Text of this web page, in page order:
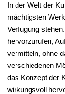
In der Welt der
mächtigsten
Verfügung
hervorzurufen,
vermitteln, ohne
verschiedenen
das Konzept der
wirkungsvoll